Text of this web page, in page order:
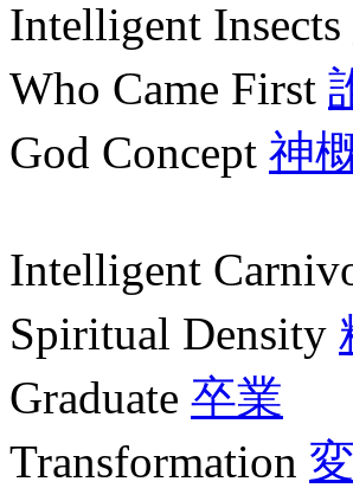
Intelligent Insects
Who Came First
God Concept 神
Intelligent
Spiritual Density
Graduate 卒業
Transformation